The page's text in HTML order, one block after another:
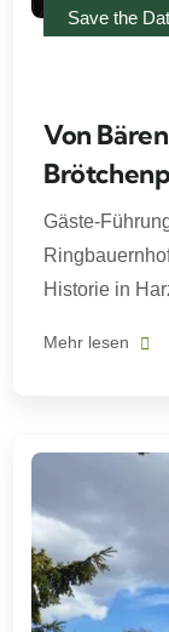
Save the
Von
Gäste-
Historie in
Mehr lesen